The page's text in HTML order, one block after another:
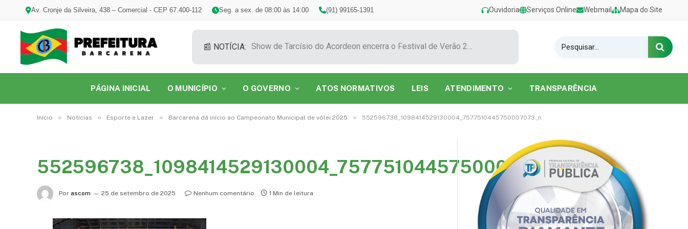
Av. Cronje da Silveira, 438 – Comercial - CEP 67.400-112 Seg. a sex. de 08:00 às 14:00 (91) 99165-1391 Ouvidoria Serviços Online Webmail Mapa do Site
📰 NOTÍCIA: Show de Tarcísio do Acordeon encerra o Festival de Verão 2026 na Praia do Caripi
PÁGINA INICIAL O MUNICÍPIO O GOVERNO ATOS NORMATIVOS LEIS ATENDIMENTO TRANSPARÊNCIA
Início » Notícias » Esporte e Lazer » Barcarena dá início ao Campeonato Municipal de vôlei 2025 » 552596738_1098414529130004_7577510445750007073_n
552596738_1098414529130004_7577510445750007073_n
Por ascom 25 de setembro de 2025 Nenhum comentário 1 Min de leitura